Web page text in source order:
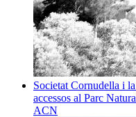
Societat Cornudella i
accessos al Parc
ACN